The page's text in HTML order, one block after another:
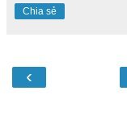
Chia sẻ
‹